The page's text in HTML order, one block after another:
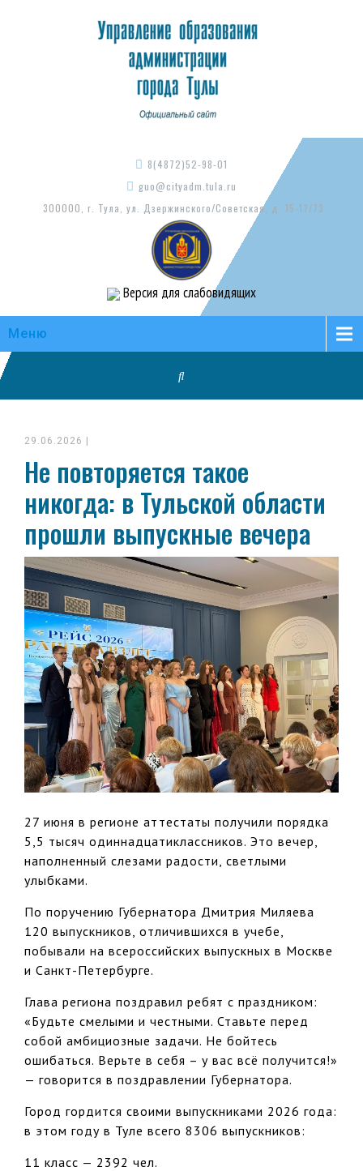
8(4872)52-98-01
guo@cityadm.tula.ru
300000, г. Тула, ул. Дзержинского/Советская, д. 15-17/73
Версия для слабовидящих
Меню
29.06.2026
Не повторяется такое
никогда: в Тульской области
прошли выпускные вечера
27 июня в регионе аттестаты получили порядка
5,5 тысяч одиннадцатиклассников. Это вечер,
наполненный слезами радости, светлыми
улыбками.
По поручению Губернатора Дмитрия Миляева
120 выпускников, отличившихся в учебе,
побывали на всероссийских выпускных в Москве
и Санкт-Петербурге.
Глава региона поздравил ребят с праздником:
«Будьте смелыми и честными. Ставьте перед
собой амбициозные задачи. Не бойтесь
ошибаться. Верьте в себя – у вас всё получится!»
— говорится в поздравлении Губернатора.
Город гордится своими выпускниками 2026 года:
в этом году в Туле всего 8306 выпускников:
11 класс — 2392 чел.